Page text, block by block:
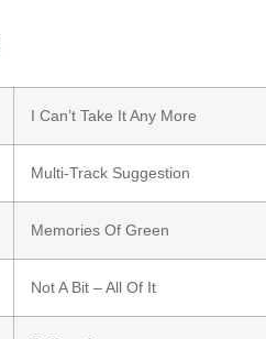
I Can’t Take It Any More
Multi-Track Suggestion
Memories Of Green
Not A Bit – All Of It